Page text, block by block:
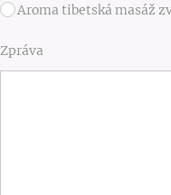
Aroma tibetská masáž
Zpráva